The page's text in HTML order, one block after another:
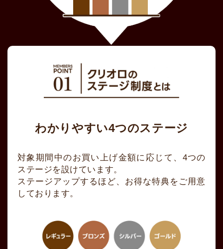
わかりやすい4つのステージ
対象期間中のお買い上げ金額に応じて、4つの
ステージを設けています。
ステージアップするほど、お得な特典をご用意
しております。